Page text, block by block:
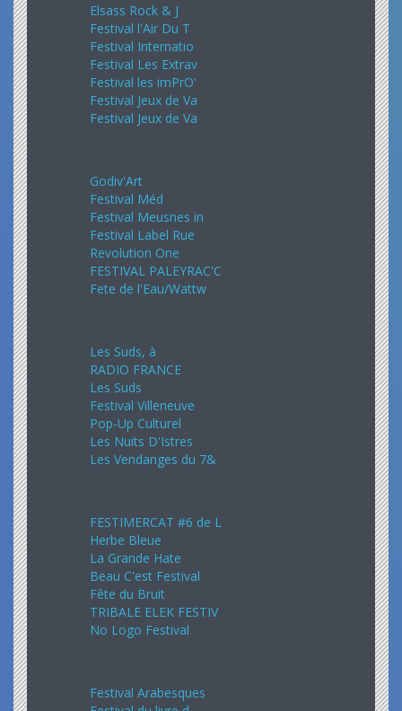
Elsass Rock & J
Festival l'Air Du T
Festival Internatio
Festival Les Extrav
Festival les imPrO'
Festival Jeux de Va
Festival Jeux de Va
Godiv'Art
Festival Méd
Festival Meusnes in
Festival Label Rue
Revolution One
FESTIVAL PALEYRAC'C
Fete de l'Eau/Wattw
Les Suds, à
RADIO FRANCE
Les Suds
Festival Villeneuve
Pop-Up Culturel
Les Nuits D'Istres
Les Vendanges du 7&
FESTIMERCAT #6 de L
Herbe Bleue
La Grande Hate
Beau C'est Festival
Fête du Bruit
TRIBALE ELEK FESTIV
No Logo Festival
Festival Arabesques